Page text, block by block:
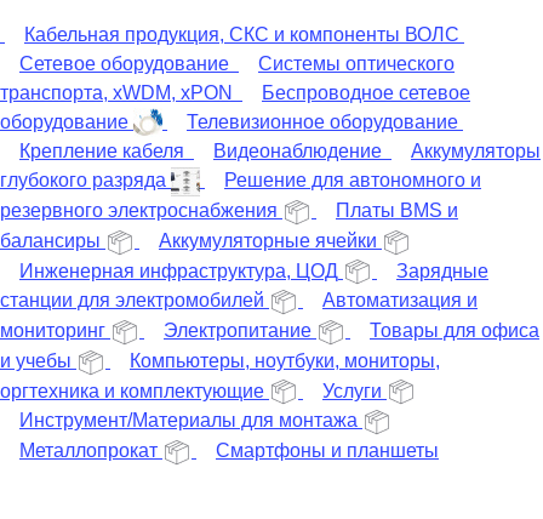
Кабельная продукция, СКС и компоненты ВОЛС
Сетевое оборудование
Системы оптического
транспорта, xWDM, xPON
Беспроводное сетевое
оборудование
Телевизионное оборудование
Крепление кабеля
Видеонаблюдение
Аккумуляторы
глубокого разряда
Решение для автономного и
резервного электроснабжения
Платы BMS и
балансиры
Аккумуляторные ячейки
Инженерная инфраструктура, ЦОД
Зарядные
станции для электромобилей
Автоматизация и
мониторинг
Электропитание
Товары для офиса
и учебы
Компьютеры, ноутбуки, мониторы,
оргтехника и комплектующие
Услуги
Инструмент/Материалы для монтажа
Металлопрокат
Смартфоны и планшеты